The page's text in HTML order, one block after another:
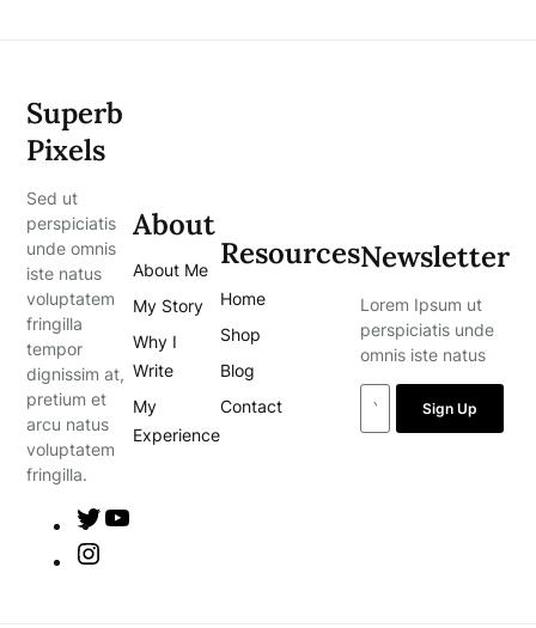
Superb
Pixels
Sed ut
perspiciatis
unde omnis
iste natus
voluptatem
fringilla
tempor
dignissim at,
pretium et
arcu natus
voluptatem
fringilla.
About
About Me
My Story
Why I
Write
My
Experience
Resources
Home
Shop
Blog
Contact
Newsletter
Lorem Ipsum ut
perspiciatis unde
omnis iste natus
Sign Up